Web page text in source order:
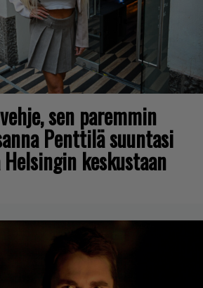
sen paremmin
Penttilä suuntasi
keskustaan